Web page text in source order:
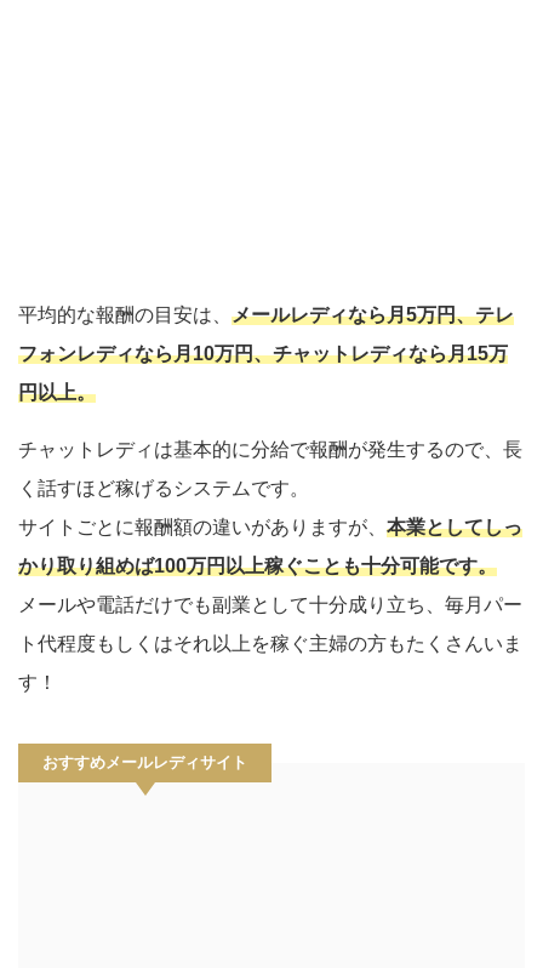
平均的な報酬の目安は、 メールレディなら月5万円、テレ
フォンレディなら月10万円、チャットレディなら月15万
円以上。
チャットレディは基本的に分給で報酬が発生するので、長
く話すほど稼げるシステムです。
サイトごとに報酬額の違いがありますが、 本業としてしっ
かり取り組めば100万円以上稼ぐことも十分可能です。
メールや電話だけでも副業として十分成り立ち、毎月パー
ト代程度もしくはそれ以上を稼ぐ主婦の方もたくさんいま
す！
おすすめメールレディサイト